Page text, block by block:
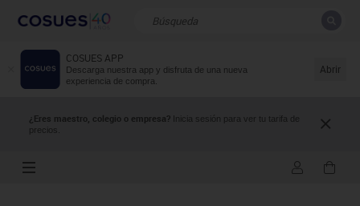
COSUES APP
Descarga nuestra app y disfruta de una nueva
experiencia de compra.
Abrir
¿Eres maestro, colegio o empresa? Inicia sesión para ver tu tarifa de
precios.
Resultados de la búsqueda